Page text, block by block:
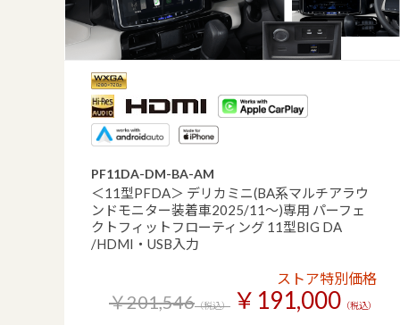
PF11DA-DM-BA-AM
＜11型PFDA＞ デリカミニ(BA系マルチアラウ
ンドモニター装着車2025/11～)専用 パーフェ
クトフィットフローティング 11型BIG DA
/HDMI・USB入力
ストア特別価格
￥201,546（税込） ￥191,000 （税込）